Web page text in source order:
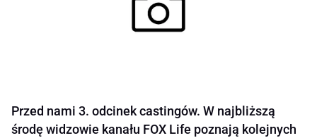
Przed nami 3. odcinek castingów. W najbliższą
środę widzowie kanału FOX Life poznają kolejnych